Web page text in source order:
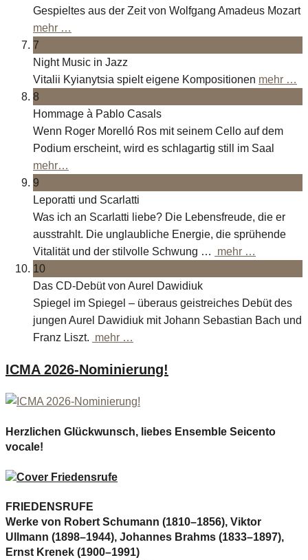
Gespieltes aus der Zeit von Wolfgang Amadeus Mozart
mehr …
7
Night Music in Jazz
Vitalii Kyianytsia spielt eigene Kompositionen mehr …
8
Hommage à Pablo Casals
Wenn Roger Morelló Ros mit seinem Cello auf dem
Podium erscheint, wird es schlagartig still im Saal
mehr…
9
Leporatti und Scarlatti
Was ich an Scarlatti liebe? Die Lebensfreude, die er
ausstrahlt. Die unglaubliche Energie, die sprühende
Vitalität und der stilvolle Schwung …
mehr …
10
Das CD-Debüt von Aurel Dawidiuk
Spiegel im Spiegel – überaus geistreiches Debüt des
jungen Aurel Dawidiuk mit Johann Sebastian Bach und
Franz Liszt. mehr …
ICMA 2026-Nominierung!
Herzlichen Glückwunsch, liebes Ensemble Seicento
vocale!
FRIEDENSRUFE
Werke von Robert Schumann (1810–1856), Viktor
Ullmann (1898–1944), Johannes Brahms (1833–1897),
Ernst Krenek (1900–1991)